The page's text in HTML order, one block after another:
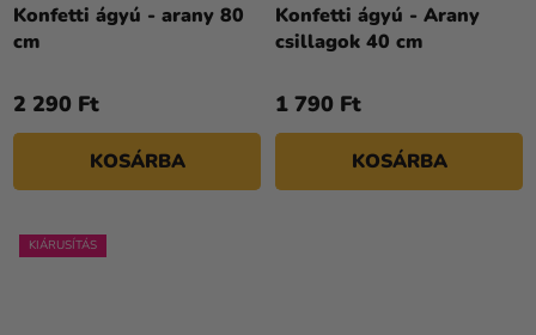
Konfetti ágyú - arany 80
cm
2 290 Ft
KOSÁRBA
Konfetti ágyú - Arany
csillagok 40 cm
1 790 Ft
KOSÁRBA
KIÁRUSÍTÁS